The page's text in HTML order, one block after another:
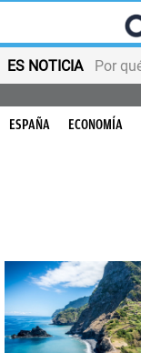
ES NOTICIA
ESPAÑA ECONOMÍA